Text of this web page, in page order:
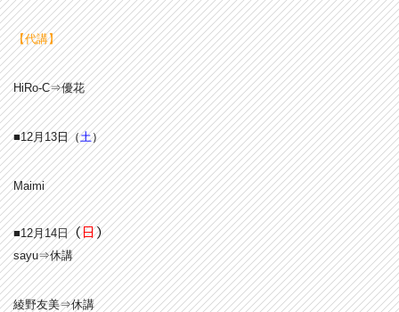
【代講】
HiRo-C⇒優花
■12月13日（土）
Maimi
■12月14日（日）
sayu⇒休講
綾野友美⇒休講